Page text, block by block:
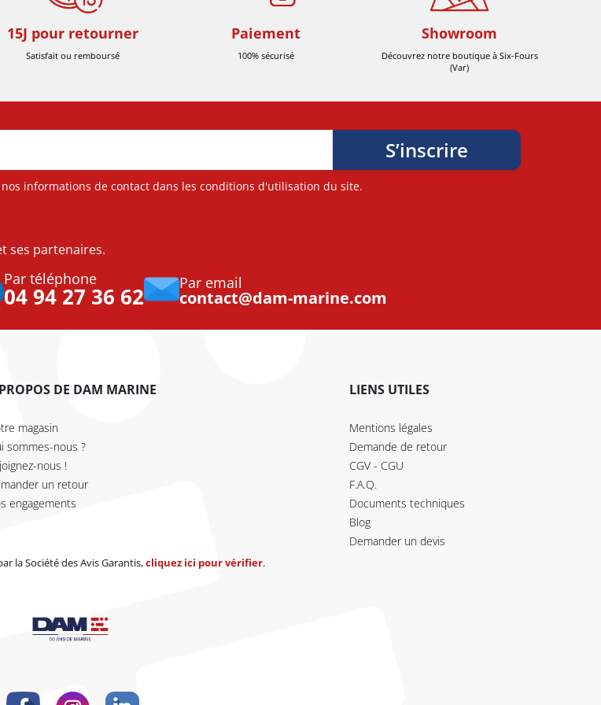
15J pour retourner
Satisfait ou remboursé
Paiement
100% sécurisé
Showroom
Découvrez notre boutique à Six-Fours
(Var)
informations de contact dans les conditions d'utilisation du site.
ses partenaires.
Par téléphone
04 94 27 36 62 Par email
contact@dam-marine.com
DE DAM MARINE
magasin
sommes-nous ?
nous !
un retour
engagements
LIENS UTILES
Mentions légales
Demande de retour
CGV - CGU
F.A.Q.
Documents techniques
Blog
Demander un devis
la Société des Avis Garantis,cliquez ici pour vérifier.